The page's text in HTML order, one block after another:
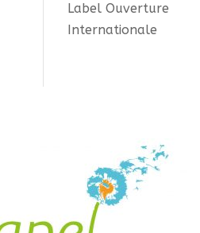
Label Ouverture
Internationale